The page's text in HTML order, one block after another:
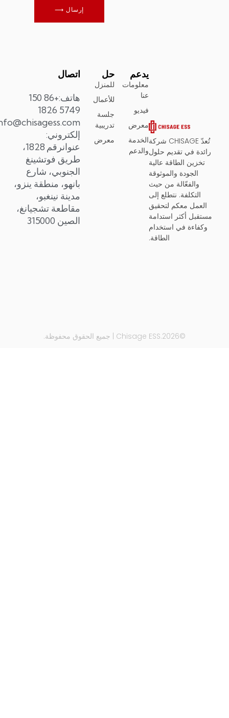
إرسال ⟶
تُعدّ CHISAGE شركة
في تقديم حلول
تخزين الطاقة عالية
الجودة والموثوقة
والفعّالة من حيث
التكلفة. نتطلع إلى
العمل معكم لتحقيق
أكثر استدامة
وكفاءة في استخدام
الطاقة.
حل
للمنزل
للأعمال
جلسة
تدريبية
معرض
معلومات
معرض
الخدمة
والدعم
اتصال
هاتف:+86 150
5749 1826
info@chisagess.comبريد
إلكتروني:
عنوانرقم 1828،
طريق فوتشينغ
الجنوبي، شارع
بانهو، منطقة ينزو،
مدينة نينغبو،
مقاطعة تشجيانغ،
الصين 315000